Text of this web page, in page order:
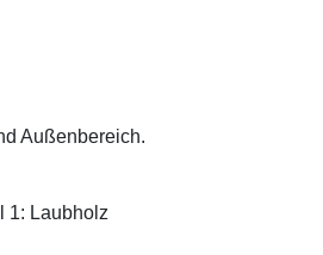
Außenbereich.
1: Laubholz